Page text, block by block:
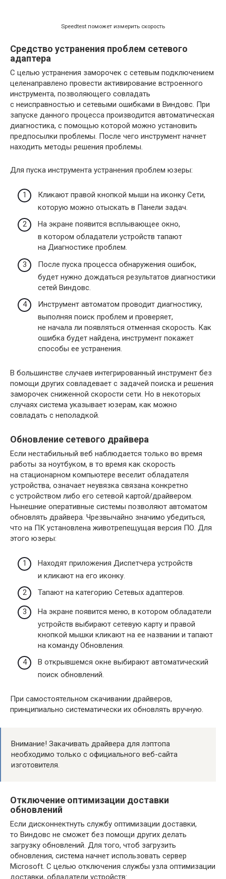
Speedtest поможет измерить скорость
Средство устранения проблем сетевого
адаптера
С целью устранения заморочек с сетевым подключением
целенаправлено провести активирование встроенного
инструмента, позволяющего совладать
с неисправностью и сетевыми ошибками в Виндовс. При
запуске данного процесса производится автоматическая
диагностика, с помощью которой можно установить
предпосылки проблемы. После чего инструмент начнет
находить методы решения проблемы.
Для пуска инструмента устранения проблем юзеры:
Кликают правой кнопкой мыши на иконку Сети,
которую можно отыскать в Панели задач.
На экране появится всплывающее окно,
в котором обладатели устройств тапают
на Диагностике проблем.
После пуска процесса обнаружения ошибок,
будет нужно дождаться результатов диагностики
сетей Виндовс.
Инструмент автоматом проводит диагностику,
выполняя поиск проблем и проверяет,
не начала ли появляться отменная скорость. Как
ошибка будет найдена, инструмент покажет
способы ее устранения.
В большинстве случаев интегрированный инструмент без
помощи других совладевает с задачей поиска и решения
заморочек сниженной скорости сети. Но в некоторых
случаях система указывает юзерам, как можно
совладать с неполадкой.
Обновление сетевого драйвера
Если нестабильный веб наблюдается только во время
работы за ноутбуком, в то время как скорость
на стационарном компьютере веселит обладателя
устройства, означает неувязка связана конкретно
с устройством либо его сетевой картой/драйвером.
Нынешние оперативные системы позволяют автоматом
обновлять драйвера. Чрезвычайно значимо убедиться,
что на ПК установлена животрепещущая версия ПО. Для
этого юзеры:
Находят приложения Диспетчера устройств
и кликают на его иконку.
Тапают на категорию Сетевых адаптеров.
На экране появится меню, в котором обладатели
устройств выбирают сетевую карту и правой
кнопкой мышки кликают на ее названии и тапают
на команду Обновления.
В открывшемся окне выбирают автоматический
поиск обновлений.
При самостоятельном скачивании драйверов,
принципиально систематически их обновлять вручную.
Внимание! Закачивать драйвера для лэптопа
необходимо только с официального веб-сайта
изготовителя.
Отключение оптимизации доставки
обновлений
Если дисконнектнуть службу оптимизации доставки,
то Виндовс не сможет без помощи других делать
загрузку обновлений. Для того, чтоб загрузить
обновления, система начнет использовать сервер
Microsoft. С целью отключения службы узла оптимизации
доставки, обладатели устройств: